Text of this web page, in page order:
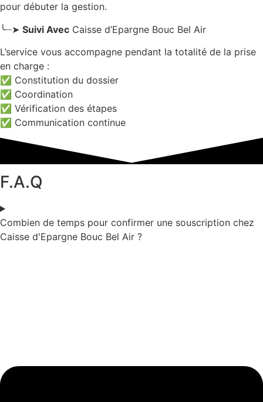
pour débuter la gestion.
╰┈➤ Suivi Avec Caisse d’Epargne Bouc Bel Air
L’service vous accompagne pendant la totalité de la prise
en charge :
✅ Constitution du dossier
✅ Coordination
✅ Vérification des étapes
✅ Communication continue
F.A.Q
Combien de temps pour confirmer une souscription chez
Caisse d'Epargne Bouc Bel Air ?